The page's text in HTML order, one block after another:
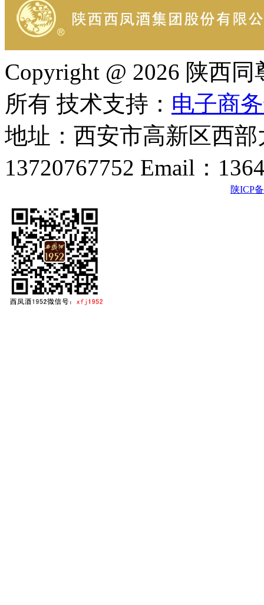
Copyright @ 2026 陕西
所有 技术支持： 电子商
地址：西安市高新区西
13720767752 Email：
陕ICP